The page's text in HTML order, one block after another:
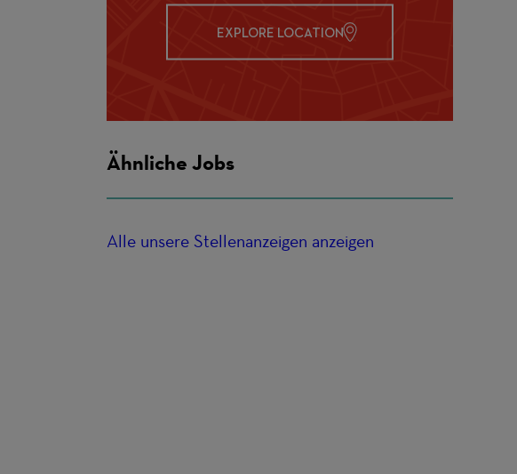
EXPLORE LOCATION
Ähnliche Jobs
Alle unsere Stellenanzeigen anzeigen